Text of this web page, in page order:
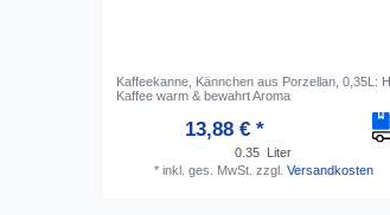
Kaffeekanne, Kännchen aus Porzellan, 0,35L:
Kaffee warm & bewahrt Aroma
13,88 € *
0.35 Liter
* inkl. ges. MwSt. zzgl. Versandkosten